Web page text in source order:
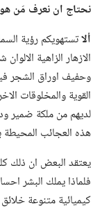
نحتاج ان نعرف مَن هو
ألاتستهويكم رؤية
الازهار الزاهية
وحفيف اوراق الشجر
القوية والمخلوقات
لديهم من ملكة
هذه العجائب المحيطة
يعتقد البعض ان ذلك
فلماذا يملك البشر
كيميائية متنوعة